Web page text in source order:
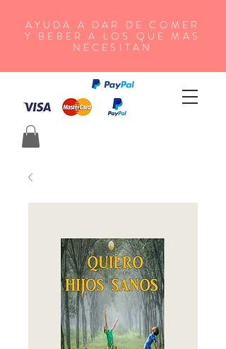
AYUDA A DAR DE COMER
Y BEBER A LOS QUE MAS
NECESITAN